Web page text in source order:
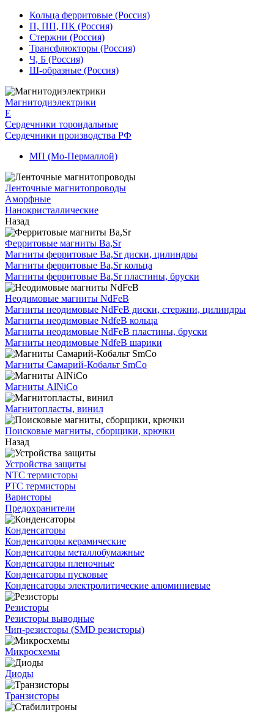
Кольца ферритовые (Россия)
П, ПП, ПК (Россия)
Стержни (Россия)
Трансфлюкторы (Россия)
Ч, Б (Россия)
Ш-образные (Россия)
Магнитодиэлектрики
E
Сердечники тороидальные
Сердечники производства РФ
МП (Мо-Пермаллой)
Ленточные магнитопроводы
Аморфные
Нанокристаллические
Назад
Ферритовые магниты Ba,Sr
Магниты ферритовые Ba,Sr диски, цилиндры
Магниты ферритовые Ba,Sr кольца
Магниты ферритовые Ba,Sr пластины, бруски
Неодимовые магниты NdFeB
Магниты неодимовые NdFeB диски, стержни, цилиндры
Магниты неодимовые NdfeB кольца
Магниты неодимовые NdFeB пластины, бруски
Магниты неодимовые NdfeB шарики
Магниты Самарий-Кобальт SmCo
Магниты AlNiCo
Магнитопласты, винил
Поисковые магниты, сборщики, крючки
Назад
Устройства защиты
NTC термисторы
PTC термисторы
Варисторы
Предохранители
Конденсаторы
Конденсаторы керамические
Конденсаторы металлобумажные
Конденсаторы пленочные
Конденсаторы пусковые
Конденсаторы электролитические алюминиевые
Резисторы
Резисторы выводные
Чип-резисторы (SMD резисторы)
Микросхемы
Диоды
Транзисторы